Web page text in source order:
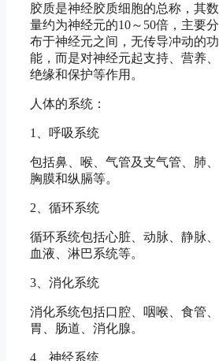
胶质是神经胶质细胞的总称，其数
量约为神经元的10～50倍，主要分
布于神经元之间，无传导冲动的功
能，而是对神经元起支持、营养、
绝缘和保护等作用。
人体的系统：
1、呼吸系统
包括鼻、喉、气管及支气管、肺、
胸膜和纵膈等。
2、循环系统
循环系统包括心脏、动脉、静脉、
血液、淋巴系统等。
3、消化系统
消化系统包括口腔、咽喉、食管、
胃、肠道、消化腺。
4、神经系统